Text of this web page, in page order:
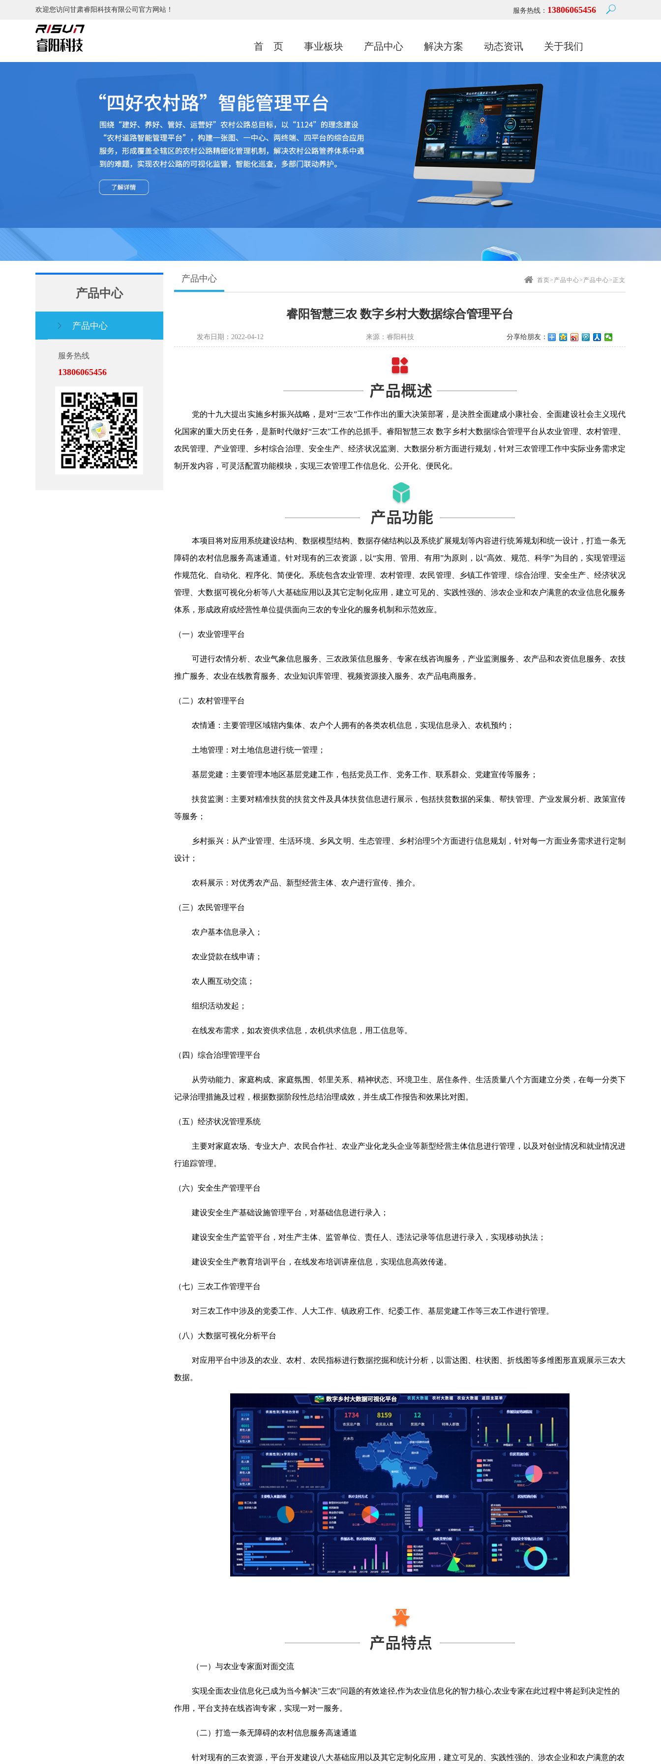
欢迎您访问甘肃睿阳科技有限公司官方网站！ 服务热线： 13806065456
首 页 事业板块 产品中心 解决方案 动态资讯 关于我们
产品中心
产品中心
服务热线
13806065456
产品中心 首页> 产品中心> 产品中心> 正文
睿阳智慧三农 数字乡村大数据综合管理平台
发布日期：2022-04-12 来源：睿阳科技 分享给朋友：
党的十九大提出实施乡村振兴战略，是对“三农”工作作出的重大决策部署，是决胜全面建成小康社会、全面建设社会主义现代
化国家的重大历史任务，是新时代做好“三农”工作的总抓手。睿阳智慧三农 数字乡村大数据综合管理平台从农业管理、农村管理、
农民管理、产业管理、乡村综合治理、安全生产、经济状况监测、大数据分析方面进行规划，针对三农管理工作中实际业务需求定
制开发内容，可灵活配置功能模块，实现三农管理工作信息化、公开化、便民化。
本项目将对应用系统建设结构、数据模型结构、数据存储结构以及系统扩展规划等内容进行统筹规划和统一设计，打造一条无
障碍的农村信息服务高速通道。针对现有的三农资源，以“实用、管用、有用”为原则，以“高效、规范、科学”为目的，实现管理运
作规范化、自动化、程序化、简便化。系统包含农业管理、农村管理、农民管理、乡镇工作管理、综合治理、安全生产、经济状况
管理、大数据可视化分析等八大基础应用以及其它定制化应用，建立可见的、实践性强的、涉农企业和农户满意的农业信息化服务
体系，形成政府或经营性单位提供面向三农的专业化的服务机制和示范效应。
（一）农业管理平台
可进行农情分析、农业气象信息服务、三农政策信息服务、专家在线咨询服务，产业监测服务、农产品和农资信息服务、农技
推广服务、农业在线教育服务、农业知识库管理、视频资源接入服务、农产品电商服务。
（二）农村管理平台
农情通：主要管理区域辖内集体、农户个人拥有的各类农机信息，实现信息录入、农机预约；
土地管理：对土地信息进行统一管理；
基层党建：主要管理本地区基层党建工作，包括党员工作、党务工作、联系群众、党建宣传等服务；
扶贫监测：主要对精准扶贫的扶贫文件及具体扶贫信息进行展示，包括扶贫数据的采集、帮扶管理、产业发展分析、政策宣传
等服务；
乡村振兴：从产业管理、生活环境、乡风文明、生态管理、乡村治理5个方面进行信息规划，针对每一方面业务需求进行定制
设计；
农科展示：对优秀农产品、新型经营主体、农户进行宣传、推介。
（三）农民管理平台
农户基本信息录入；
农业贷款在线申请；
农人圈互动交流；
组织活动发起；
在线发布需求，如农资供求信息，农机供求信息，用工信息等。
（四）综合治理管理平台
从劳动能力、家庭构成、家庭氛围、邻里关系、精神状态、环境卫生、居住条件、生活质量八个方面建立分类，在每一分类下
记录治理措施及过程，根据数据阶段性总结治理成效，并生成工作报告和效果比对图。
（五）经济状况管理系统
主要对家庭农场、专业大户、农民合作社、农业产业化龙头企业等新型经营主体信息进行管理，以及对创业情况和就业情况进
行追踪管理。
（六）安全生产管理平台
建设安全生产基础设施管理平台，对基础信息进行录入；
建设安全生产监管平台，对生产主体、监管单位、责任人、违法记录等信息进行录入，实现移动执法；
建设安全生产教育培训平台，在线发布培训讲座信息，实现信息高效传递。
（七）三农工作管理平台
对三农工作中涉及的党委工作、人大工作、镇政府工作、纪委工作、基层党建工作等三农工作进行管理。
（八）大数据可视化分析平台
对应用平台中涉及的农业、农村、农民指标进行数据挖掘和统计分析，以雷达图、柱状图、折线图等多维图形直观展示三农大
数据。
（一）与农业专家面对面交流
实现全面农业信息化已成为当今解决"三农"问题的有效途径,作为农业信息化的智力核心,农业专家在此过程中将起到决定性的
作用，平台支持在线咨询专家，实现一对一服务。
（二）打造一条无障碍的农村信息服务高速通道
针对现有的三农资源，平台开发建设八大基础应用以及其它定制化应用，建立可见的、实践性强的、涉农企业和农户满意的农